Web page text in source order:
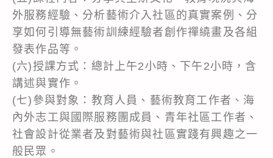
外服務經驗、分析藝術介入社區的真實案例、分
享如何引導無藝術訓練經驗者創作禪繞畫及各組
發表作品等。
(六)授課方式：總計上午2小時、下午2小時，含
講述與實作。
(七)參與對象：教育人員、藝術教育工作者、海
內外志工與國際服務團成員、青年社區工作者、
社會設計從業者及對藝術與社區實踐有興趣之一
般民眾。